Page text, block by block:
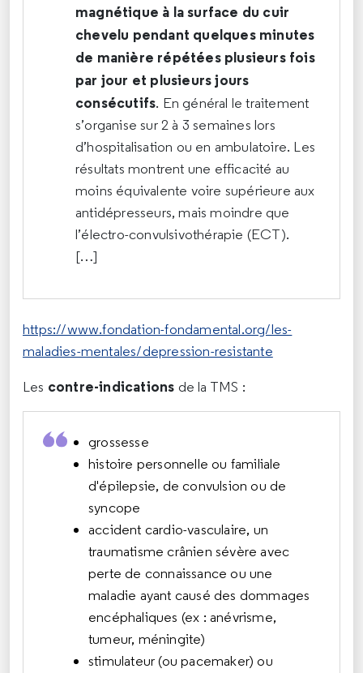
magnétique à la surface du cuir
chevelu pendant quelques minutes
de manière répétées plusieurs fois
par jour et plusieurs jours
consécutifs. En général le traitement
s’organise sur 2 à 3 semaines lors
d’hospitalisation ou en ambulatoire. Les
résultats montrent une efficacité au
moins équivalente voire supérieure aux
antidépresseurs, mais moindre que
l’électro-convulsivothérapie (ECT).
[…]
https://www.fondation-fondamental.org/les-
maladies-mentales/depression-resistante
Les contre-indications de la TMS :
grossesse
histoire personnelle ou familiale
d'épilepsie, de convulsion ou de
syncope
accident cardio-vasculaire, un
traumatisme crânien sévère avec
perte de connaissance ou une
maladie ayant causé des dommages
encéphaliques (ex : anévrisme,
tumeur, méningite)
stimulateur (ou pacemaker) ou